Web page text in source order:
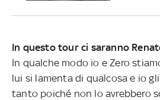
In questo tour ci saranno
In qualche modo io e Zero
lui si lamenta di qualcosa e io
tanto poiché non lo avrebbero